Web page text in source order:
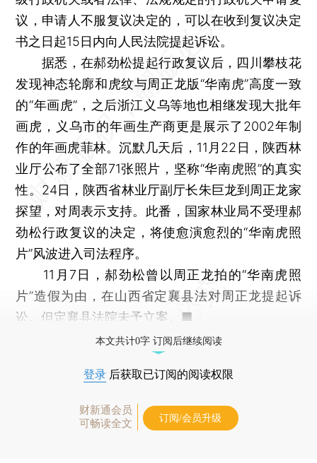
议，申请人不服复议决定的，可以在收到复议决定
书之日起15日内向人民法院提起诉讼。
据悉，在郝劲松提起行政复议后，四川攀枝花
发现神态轮廓和虎纹与周正龙版“华南虎”高度一致
的“年画虎”，之后浙江义乌等地也相继发现大批年
画虎，义乌市的年画生产商更是展示了2002年制
作的年画虎菲林。沉默几天后，11月22日，陕西林
业厅公布了全部71张照片，坚称“华南虎照”的真实
性。24日，陕西省林业厅副厅长朱巨龙到周正龙家
探望，对周表示支持。此番，国家林业局不受理郝
劲松行政复议的决定，将使愈演愈烈的“华南虎照
片”风波进入司法程序。
11月7日，郝劲松曾以周正龙拍的“华南虎照
片”造假为由，在山西省定襄县法对周正龙提起诉
讼。但定襄县法院未予立案。■
本文共计0字 订阅后继续阅读
登录 后获取已订阅的阅读权限
财新通会员
可畅读全文
订阅/会员升级